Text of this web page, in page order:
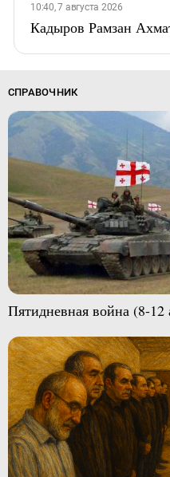
10:40, 7 августа 2026
Кадыров Рамзан
СПРАВОЧНИК
Пятидневная война (8-12